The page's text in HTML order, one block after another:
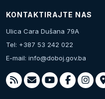
KONTAKTIRAJTE NAS
Ulica Cara Dušana 79A
Tel: +387 53 242 022
E-mail: info@doboj.gov.ba